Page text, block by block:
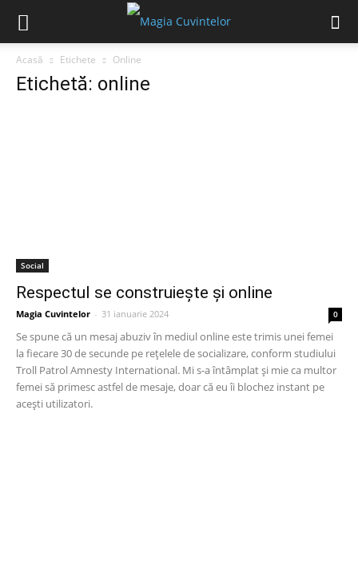
Acasă Etichete Online
Etichetă: online
Social
Respectul se construiește și online
Magia Cuvintelor - 31 ianuarie 2024 0
Se spune că un mesaj abuziv în mediul online este trimis unei femei
la fiecare 30 de secunde pe rețelele de socializare, conform studiului
Troll Patrol Amnesty International. Mi s-a întâmplat și mie ca multor
femei să primesc astfel de mesaje, doar că eu îi blochez instant pe
acești utilizatori.